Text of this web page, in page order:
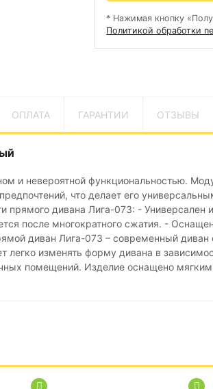
* Нажимая кнопку
Политикой обработки
ОПЛАТА ГАРАНТИИ ОТЗЫВЫ
и невероятной функциональностью.
что делает его
прямого дивана Лига-073: -
после многократного сжатия. -
диван Лига-073 – современный диван
изменять форму дивана в
помещений. Изделие оснащено